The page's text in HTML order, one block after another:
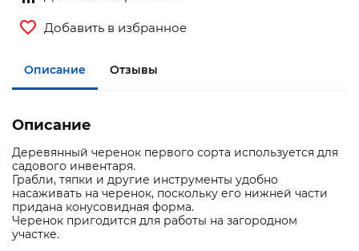
Добавить в избранное
Описание Отзывы
Описание
Деревянный черенок первого сорта используется для
садового инвентаря.
Грабли, тяпки и другие инструменты удобно
насаживать на черенок, поскольку его нижней части
придана конусовидная форма.
Черенок пригодится для работы на загородном
участке.